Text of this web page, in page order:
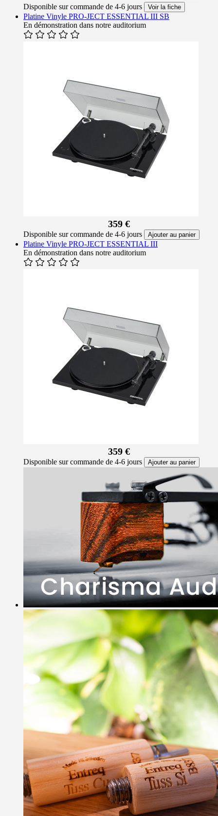
Disponible sur commande de 4-6 jours Voir la fiche
Platine Vinyle PRO-JECT ESSENTIAL III SB
En démonstration dans notre auditorium
359 €
Disponible sur commande de 4-6 jours Ajouter au panier
Platine Vinyle PRO-JECT ESSENTIAL III
En démonstration dans notre auditorium
359 €
Disponible sur commande de 4-6 jours Ajouter au panier